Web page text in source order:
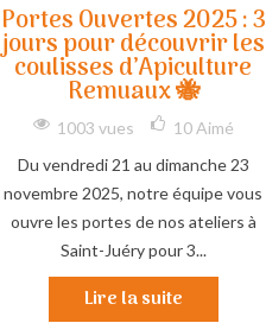
Portes Ouvertes 2025 : 3
jours pour découvrir les
coulisses d’Apiculture
Remuaux 🐝
1003 vues 10 Aimé
Du vendredi 21 au dimanche 23
novembre 2025, notre équipe vous
ouvre les portes de nos ateliers à
Saint-Juéry pour 3...
Lire la suite